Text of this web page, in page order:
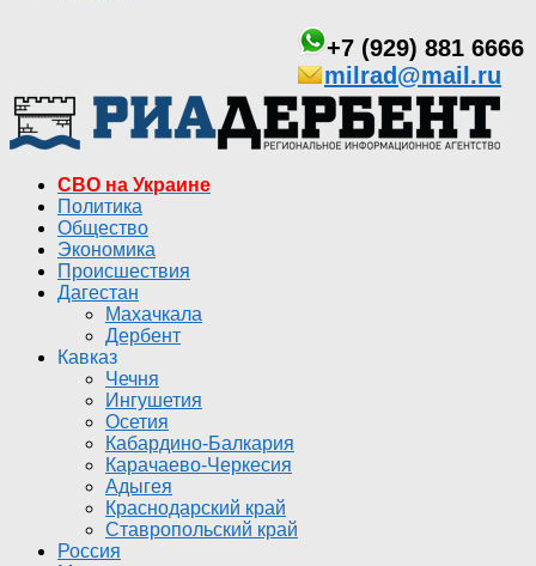
+7 (929) 881 6666
milrad@mail.ru
СВО на Украине
Политика
Общество
Экономика
Происшествия
Дагестан
Махачкала
Дербент
Кавказ
Чечня
Ингушетия
Осетия
Кабардино-Балкария
Карачаево-Черкесия
Адыгея
Краснодарский край
Ставропольский край
Россия